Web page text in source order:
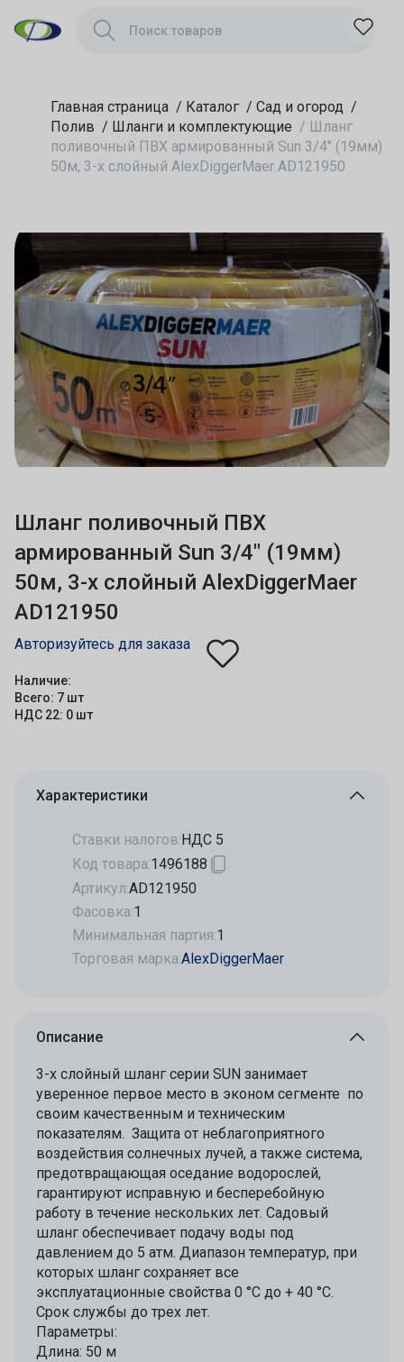
Главная страница / Каталог / Сад и огород /
Полив / Шланги и комплектующие / Шланг
поливочный ПВХ армированный Sun 3/4" (19мм)
50м, 3-х слойный AlexDiggerMaer AD121950
Шланг поливочный ПВХ
армированный Sun 3/4" (19мм)
50м, 3-х слойный AlexDiggerMaer
AD121950
Авторизуйтесь для заказа
Наличие:
Всего: 7 шт
НДС 22: 0 шт
Характеристики
Ставки налогов: НДС 5
Код товара:1496188
Артикул:AD121950
Фасовка:1
Минимальная партия:1
Торговая марка:AlexDiggerMaer
Описание
3-х слойный шланг серии SUN занимает
уверенное первое место в эконом сегменте по
своим качественным и техническим
показателям. Защита от неблагоприятного
воздействия солнечных лучей, а также система,
предотвращающая оседание водорослей,
гарантируют исправную и бесперебойную
работу в течение нескольких лет. Садовый
шланг обеспечивает подачу воды под
давлением до 5 атм. Диапазон температур, при
которых шланг сохраняет все
эксплуатационные свойства 0 °C до + 40 °C.
Срок службы до трех лет.
Параметры:
Длина: 50 м
AD121950